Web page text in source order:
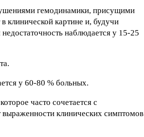
гемодинамики, присущими
клинической картине и, будучи
наблюдается у 15-25
у 60-80 % больных.
часто сочетается с
выраженности клинических симптомов